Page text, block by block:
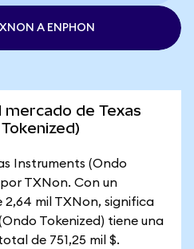
A ENPHON
mercado de Texas
Instruments (Ondo
TXNon. Con un
2,64 mil TXNon, significa
Tokenized) tiene una
de 751,25 mil $.